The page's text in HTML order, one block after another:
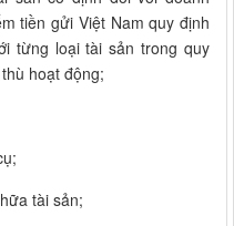
tiền gửi Việt Nam quy định
từng loại tài sản trong quy
hoạt động;
tài sản;